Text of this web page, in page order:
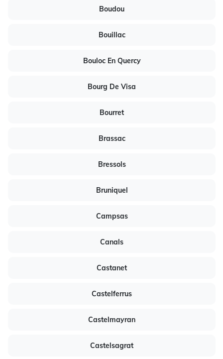
Boudou
Bouillac
Bouloc En Quercy
Bourg De Visa
Bourret
Brassac
Bressols
Bruniquel
Campsas
Canals
Castanet
Castelferrus
Castelmayran
Castelsagrat